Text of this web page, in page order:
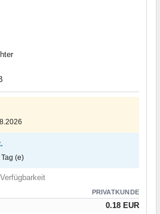
(e)
PRIVATKUNDE
0.18 EUR